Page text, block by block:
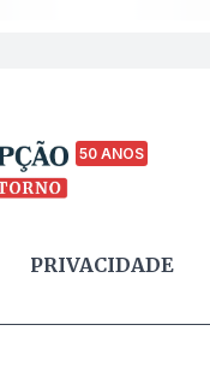
50 ANOS
PRIVACIDADE